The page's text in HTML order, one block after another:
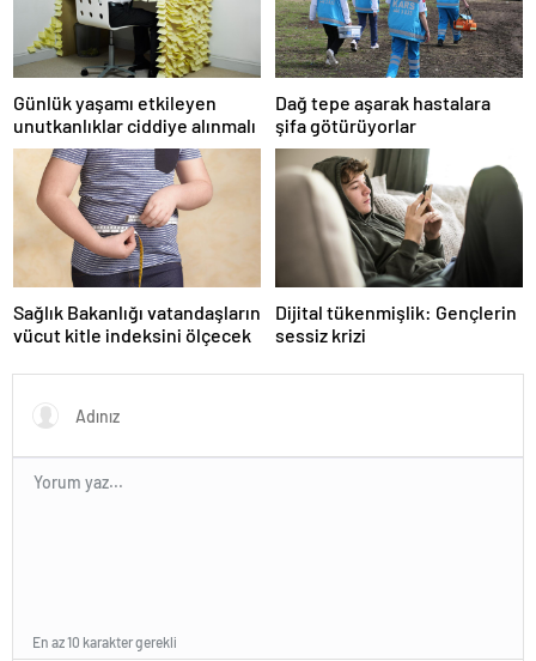
Günlük yaşamı etkileyen
unutkanlıklar ciddiye alınmalı
Dağ tepe aşarak hastalara
şifa götürüyorlar
Sağlık Bakanlığı vatandaşların
vücut kitle indeksini ölçecek
Dijital tükenmişlik: Gençlerin
sessiz krizi
En az 10 karakter gerekli